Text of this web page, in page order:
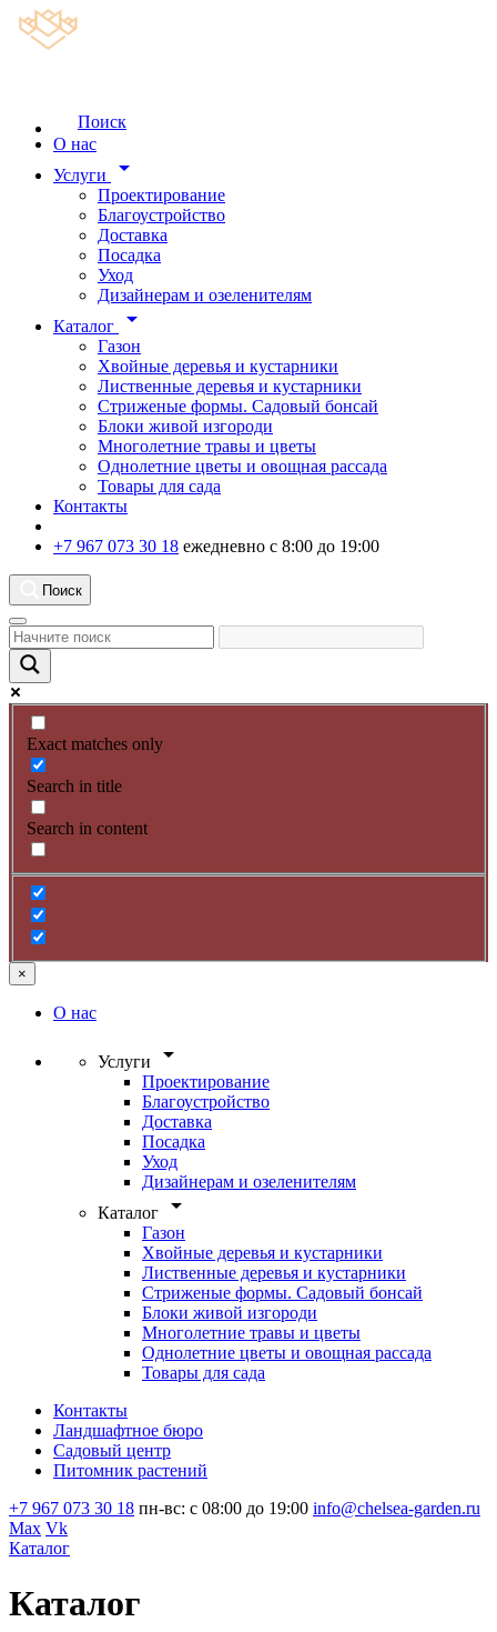
Поиск
О нас
Услуги
arrow_drop_down
Проектирование
Благоустройство
Доставка
Посадка
Уход
Дизайнерам и озеленителям
Каталог
arrow_drop_down
Газон
Хвойные деревья и кустарники
Лиственные деревья и кустарники
Стриженые формы. Садовый бонсай
Блоки живой изгороди
Многолетние травы и цветы
Однолетние цветы и овощная рассада
Товары для сада
Контакты
+7 967 073 30 18 ежедневно с 8:00 до 19:00
Поиск
Exact matches only
Search in title
Search in content
×
О нас
Услуги arrow_drop_down
Проектирование
Благоустройство
Доставка
Посадка
Уход
Дизайнерам и озеленителям
Каталог
arrow_drop_down
Газон
Хвойные деревья и кустарники
Лиственные деревья и кустарники
Стриженые формы. Садовый бонсай
Блоки живой изгороди
Многолетние травы и цветы
Однолетние цветы и овощная рассада
Товары для сада
Контакты
Ландшафтное бюро
Садовый центр
Питомник растений
+7 967 073 30 18 пн-вс: с 08:00 до 19:00 info@chelsea-garden.ru
Max Vk
Каталог
Каталог